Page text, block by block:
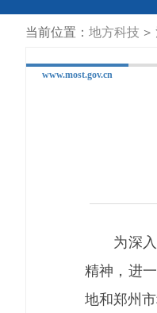
当前位置： 地方科技 >
www.most.gov.cn
为深入贯
精神，进
地和郑州